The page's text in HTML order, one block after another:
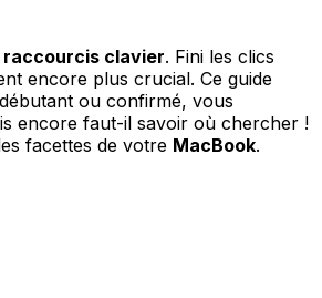
raccourcis clavier. Fini les clics
encore plus crucial. Ce guide
ou confirmé, vous
encore faut-il savoir où chercher !
facettes de votre MacBook.